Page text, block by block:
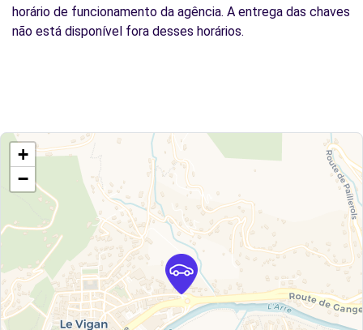
horário de funcionamento da agência. A entrega das chaves
não está disponível fora desses horários.
+
−